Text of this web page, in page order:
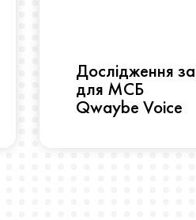
Дослідження
для МСБ
Qwaybe Voice